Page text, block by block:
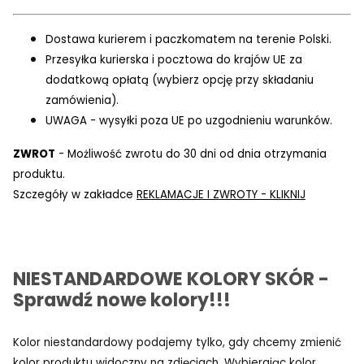
Dostawa kurierem i paczkomatem na terenie Polski.
Przesyłka kurierska i pocztowa do krajów UE za
dodatkową opłatą (wybierz opcję przy składaniu
zamówienia).
UWAGA - wysyłki poza UE po uzgodnieniu warunków.
ZWROT - Możliwość zwrotu do 30 dni od dnia otrzymania
produktu.
Szczegóły w zakładce REKLAMACJE I ZWROTY - KLIKNIJ
NIESTANDARDOWE KOLORY SKÓR -
Sprawdź nowe kolory!!!
Kolor niestandardowy podajemy tylko, gdy chcemy zmienić